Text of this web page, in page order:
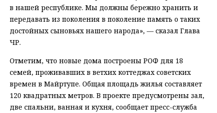
в нашей республике. Мы должны бережно хранить и
передавать из поколения в поколение память о таких
достойных сыновьях нашего народа», — сказал Глава
ЧР.
Отметим, что новые дома построены РОФ для 18
семей, проживавших в ветхих коттеджах советских
времен в Майртупе. Общая площадь жилья составляет
120 квадратных метров. В проекте предусмотрены зал,
две спальни, ванная и кухня, сообщает пресс-служба